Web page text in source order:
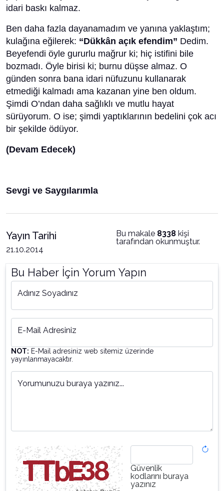
idari baskı kalmaz.
Ben daha fazla dayanamadım ve yanına yaklaştım;
kulağına eğilerek: “Dükkân açık efendim” Dedim.
Beyefendi öyle gururlu mağrur ki; hiç istifini bile
bozmadı. Öyle birisi ki; burnu düşse almaz. O
günden sonra bana idari nüfuzunu kullanarak
etmediği kalmadı ama kazanan yine ben oldum.
Şimdi O’ndan daha sağlıklı ve mutlu hayat
sürüyorum. O ise; şimdi yaptıklarının bedelini çok acı
bir şekilde ödüyor.
(Devam Edecek)
Sevgi ve Saygılarımla
Yayın Tarihi
21.10.2014
Bu makale 8338 kişi
tarafından okunmuştur.
Bu Haber İçin Yorum Yapın
Adınız Soyadınız
E-Mail Adresiniz
NOT: E-Mail adresiniz web sitemiz üzerinde
yayınlanmayacaktır.
Yorumunuzu buraya yazınız...
Güvenlik
kodlarını buraya
yazınız